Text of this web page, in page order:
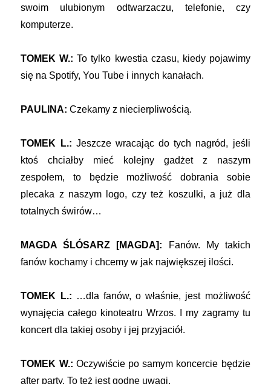
swoim ulubionym odtwarzaczu, telefonie, czy
komputerze.
TOMEK W.: To tylko kwestia czasu, kiedy pojawimy
się na Spotify, You Tube i innych kanałach.
PAULINA: Czekamy z niecierpliwością.
TOMEK L.: Jeszcze wracając do tych nagród, jeśli
ktoś chciałby mieć kolejny gadżet z naszym
zespołem, to będzie możliwość dobrania sobie
plecaka z naszym logo, czy też koszulki, a już dla
totalnych świrów…
MAGDA ŚLÓSARZ [MAGDA]: Fanów. My takich
fanów kochamy i chcemy w jak największej ilości.
TOMEK L.: …dla fanów, o właśnie, jest możliwość
wynajęcia całego kinoteatru Wrzos. I my zagramy tu
koncert dla takiej osoby i jej przyjaciół.
TOMEK W.: Oczywiście po samym koncercie będzie
after party. To też jest godne uwagi.